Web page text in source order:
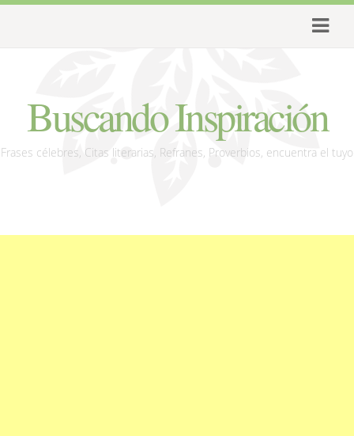
Buscando Inspiración
Frases célebres, Citas literarias, Refranes, Proverbios, encuentra el tuyo